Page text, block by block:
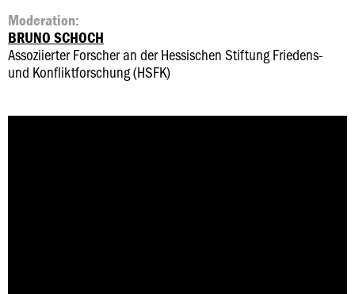
Moderation:
BRUNO SCHOCH
Assoziierter Forscher an der Hessischen Stiftung Friedens-
und Konfliktforschung (HSFK)